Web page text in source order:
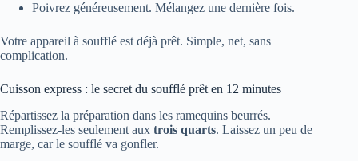
Poivrez généreusement. Mélangez une dernière fois.
Votre appareil à soufflé est déjà prêt. Simple, net, sans
complication.
Cuisson express : le secret du soufflé prêt en 12 minutes
Répartissez la préparation dans les ramequins beurrés.
Remplissez-les seulement aux trois quarts. Laissez un peu de
marge, car le soufflé va gonfler.